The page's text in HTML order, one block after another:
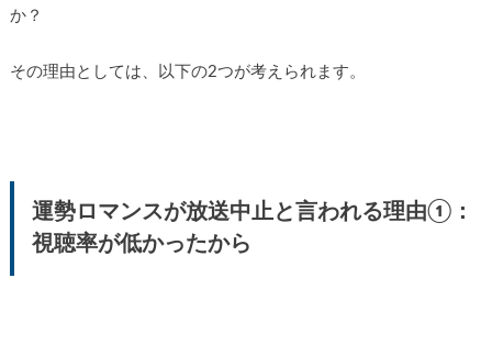
か？
その理由としては、以下の2つが考えられます。
運勢ロマンスが放送中止と言われる理由①：
視聴率が低かったから